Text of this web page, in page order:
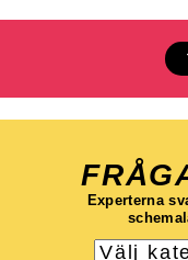
Experterna